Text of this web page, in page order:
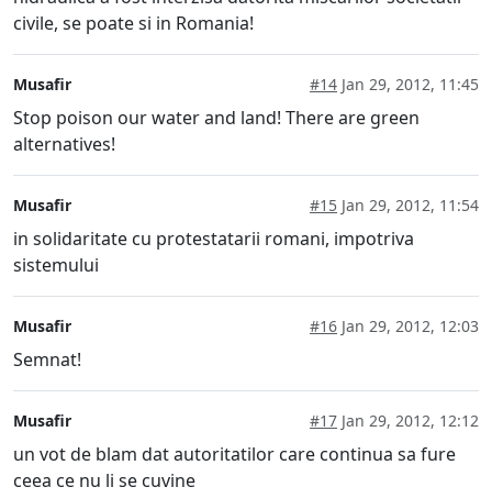
civile, se poate si in Romania!
Musafir #14 Jan 29, 2012, 11:45
Stop poison our water and land! There are green
alternatives!
Musafir #15 Jan 29, 2012, 11:54
in solidaritate cu protestatarii romani, impotriva
sistemului
Musafir #16 Jan 29, 2012, 12:03
Semnat!
Musafir #17 Jan 29, 2012, 12:12
un vot de blam dat autoritatilor care continua sa fure
ceea ce nu li se cuvine